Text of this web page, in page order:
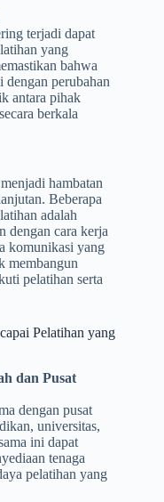
terjadi dapat
yang
bahwa
dengan perubahan
antara pihak
berkala
hambatan
Beberapa
adalah
dengan cara kerja
komunikasi yang
membangun
pelatihan serta
Pelatihan yang
dan Pusat
dengan pusat
universitas,
ini dapat
tenaga
pelatihan yang